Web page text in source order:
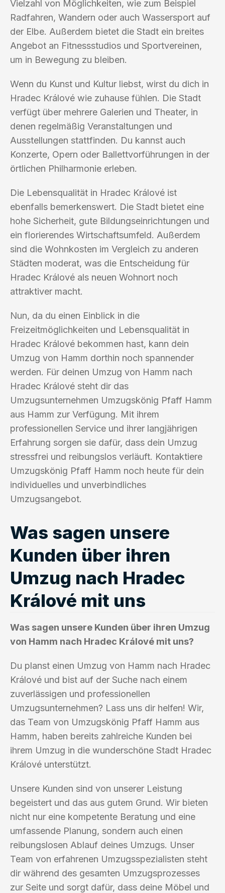
Vielzahl von Möglichkeiten, wie zum Beispiel
Radfahren, Wandern oder auch Wassersport auf
der Elbe. Außerdem bietet die Stadt ein breites
Angebot an Fitnessstudios und Sportvereinen,
um in Bewegung zu bleiben.
Wenn du Kunst und Kultur liebst, wirst du dich in
Hradec Králové wie zuhause fühlen. Die Stadt
verfügt über mehrere Galerien und Theater, in
denen regelmäßig Veranstaltungen und
Ausstellungen stattfinden. Du kannst auch
Konzerte, Opern oder Ballettvorführungen in der
örtlichen Philharmonie erleben.
Die Lebensqualität in Hradec Králové ist
ebenfalls bemerkenswert. Die Stadt bietet eine
hohe Sicherheit, gute Bildungseinrichtungen und
ein florierendes Wirtschaftsumfeld. Außerdem
sind die Wohnkosten im Vergleich zu anderen
Städten moderat, was die Entscheidung für
Hradec Králové als neuen Wohnort noch
attraktiver macht.
Nun, da du einen Einblick in die
Freizeitmöglichkeiten und Lebensqualität in
Hradec Králové bekommen hast, kann dein
Umzug von Hamm dorthin noch spannender
werden. Für deinen Umzug von Hamm nach
Hradec Králové steht dir das
Umzugsunternehmen Umzugskönig Pfaff Hamm
aus Hamm zur Verfügung. Mit ihrem
professionellen Service und ihrer langjährigen
Erfahrung sorgen sie dafür, dass dein Umzug
stressfrei und reibungslos verläuft. Kontaktiere
Umzugskönig Pfaff Hamm noch heute für dein
individuelles und unverbindliches
Umzugsangebot.
Was sagen unsere
Kunden über ihren
Umzug nach Hradec
Králové mit uns
Was sagen unsere Kunden über ihren Umzug
von Hamm nach Hradec Králové mit uns?
Du planst einen Umzug von Hamm nach Hradec
Králové und bist auf der Suche nach einem
zuverlässigen und professionellen
Umzugsunternehmen? Lass uns dir helfen! Wir,
das Team von Umzugskönig Pfaff Hamm aus
Hamm, haben bereits zahlreiche Kunden bei
ihrem Umzug in die wunderschöne Stadt Hradec
Králové unterstützt.
Unsere Kunden sind von unserer Leistung
begeistert und das aus gutem Grund. Wir bieten
nicht nur eine kompetente Beratung und eine
umfassende Planung, sondern auch einen
reibungslosen Ablauf deines Umzugs. Unser
Team von erfahrenen Umzugsspezialisten steht
dir während des gesamten Umzugsprozesses
zur Seite und sorgt dafür, dass deine Möbel und